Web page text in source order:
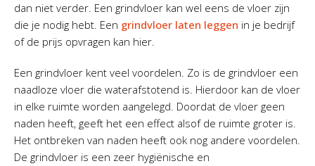
dan niet verder. Een grindvloer kan wel eens de vloer zijn
die je nodig hebt. Een grindvloer laten leggen in je bedrijf
of de prijs opvragen kan hier.
Een grindvloer kent veel voordelen. Zo is de grindvloer een
naadloze vloer die waterafstotend is. Hierdoor kan de vloer
in elke ruimte worden aangelegd. Doordat de vloer geen
naden heeft, geeft het een effect alsof de ruimte groter is.
Het ontbreken van naden heeft ook nog andere voordelen.
De grindvloer is een zeer hygiënische en